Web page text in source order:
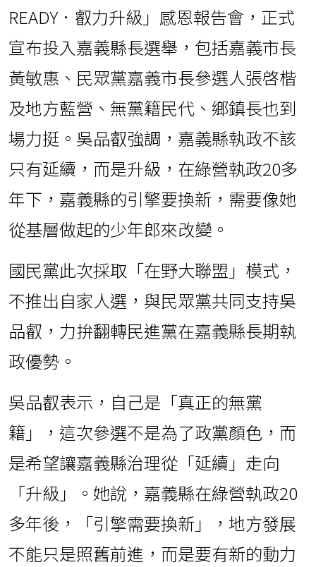
READY．叡力升級」感恩報告會，正式
宣布投入嘉義縣長選舉，包括嘉義市長
黃敏惠、民眾黨嘉義市長參選人張啓楷
及地方藍營、無黨籍民代、鄉鎮長也到
場力挺。吳品叡強調，嘉義縣執政不該
只有延續，而是升級，在綠營執政20多
年下，嘉義縣的引擎要換新，需要像她
從基層做起的少年郎來改變。
國民黨此次採取「在野大聯盟」模式，
不推出自家人選，與民眾黨共同支持吳
品叡，力拚翻轉民進黨在嘉義縣長期執
政優勢。
吳品叡表示，自己是「真正的無黨
籍」，這次參選不是為了政黨顏色，而
是希望讓嘉義縣治理從「延續」走向
「升級」。她說，嘉義縣在綠營執政20
多年後，「引擎需要換新」，地方發展
不能只是照舊前進，而是要有新的動力